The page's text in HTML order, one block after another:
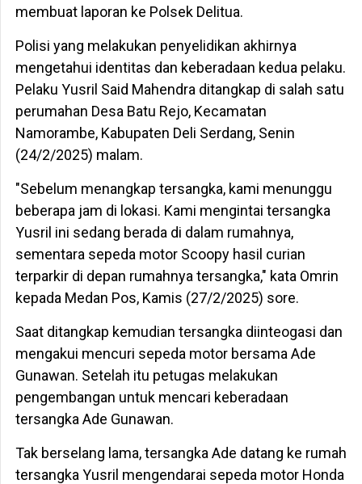
membuat laporan ke Polsek Delitua.
Polisi yang melakukan penyelidikan akhirnya
mengetahui identitas dan keberadaan kedua pelaku.
Pelaku Yusril Said Mahendra ditangkap di salah satu
perumahan Desa Batu Rejo, Kecamatan
Namorambe, Kabupaten Deli Serdang, Senin
(24/2/2025) malam.
"Sebelum menangkap tersangka, kami menunggu
beberapa jam di lokasi. Kami mengintai tersangka
Yusril ini sedang berada di dalam rumahnya,
sementara sepeda motor Scoopy hasil curian
terparkir di depan rumahnya tersangka," kata Omrin
kepada Medan Pos, Kamis (27/2/2025) sore.
Saat ditangkap kemudian tersangka diinteogasi dan
mengakui mencuri sepeda motor bersama Ade
Gunawan. Setelah itu petugas melakukan
pengembangan untuk mencari keberadaan
tersangka Ade Gunawan.
Tak berselang lama, tersangka Ade datang ke rumah
tersangka Yusril mengendarai sepeda motor Honda